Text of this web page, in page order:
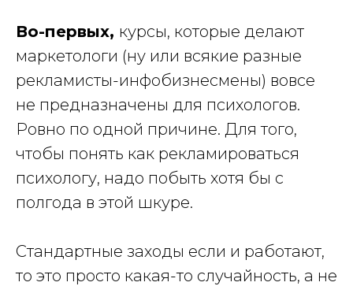
Во-первых, курсы, которые делают
маркетологи (ну или всякие разные
рекламисты-инфобизнесмены) вовсе
не предназначены для психологов.
Ровно по одной причине. Для того,
чтобы понять как рекламироваться
психологу, надо побыть хотя бы с
полгода в этой шкуре.
Стандартные заходы если и работают,
то это просто какая-то случайность, а не